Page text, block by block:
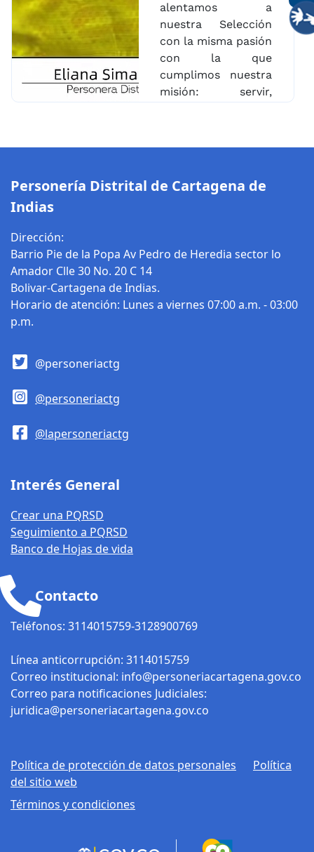
alentamos a
nuestra Selección
con la misma pasión
con la que
cumplimos nuestra
misión: servir,
jugamos juntos por
esperanza.
Personería Distrital de Cartagena de
Indias
Dirección:
Barrio Pie de la Popa Av Pedro de Heredia sector lo
Amador Clle 30 No. 20 C 14
Bolivar-Cartagena de Indias.
Horario de atención: Lunes a viernes 07:00 a.m. - 03:00
p.m.
@personeriactg
@personeriactg
@lapersoneriactg
Interés General
Crear una PQRSD
Seguimiento a PQRSD
Banco de Hojas de vida
Contacto
Teléfonos: 3114015759-3128900769
Línea anticorrupción: 3114015759
Correo institucional: info@personeriacartagena.gov.co
Correo para notificaciones Judiciales:
juridica@personeriacartagena.gov.co
Política de protección de datos personales
Política
del sitio web
Términos y condiciones